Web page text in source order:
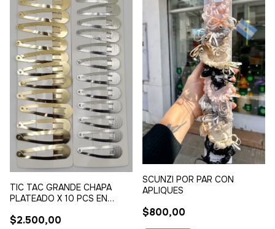
TIC TAC GRANDE CHAPA
PLATEADO X 10 PCS EN
$2.500,00
SCUNZI POR PAR CON
APLIQUES
$800,00